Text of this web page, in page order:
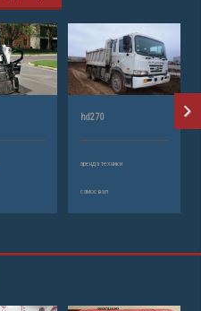
hd270
аренда техники
самосвал